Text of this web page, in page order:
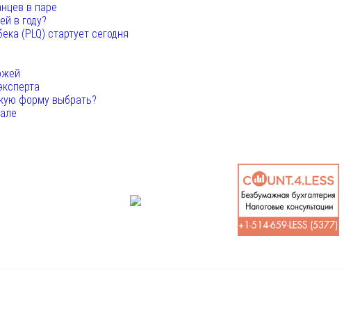
в паре
в году?
(PLQ) стартует сегодня
форму выбрать?